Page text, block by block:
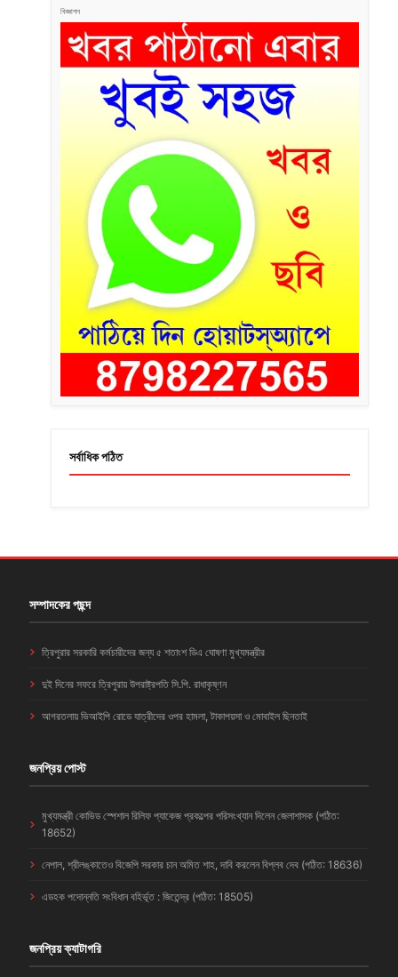
বিজ্ঞাপন
সর্বাধিক পঠিত
সম্পাদকের পছন্দ
ত্রিপুরার সরকারি কর্মচারীদের জন্য ৫ শতাংশ ডিএ ঘোষণা মুখ্যমন্ত্রীর
দুই দিনের সফরে ত্রিপুরায় উপরাষ্ট্রপতি সি.পি. রাধাকৃষ্ণন
আগরতলায় ভিআইপি রোডে যাত্রীদের ওপর হামলা, টাকাপয়সা ও মোবাইল ছিনতাই
জনপ্রিয় পোস্ট
মুখ্যমন্ত্রী কোভিড স্পেশাল রিলিফ প্যাকেজ প্রকল্পের পরিসংখ্যান দিলেন জেলাশাসক (পঠিত:
18652)
নেপাল, শ্রীলঙ্কাতেও বিজেপি সরকার চান অমিত শাহ, দাবি করলেন বিপ্লব দেব (পঠিত: 18636)
এডহক পদোন্নতি সংবিধান বহির্ভূত : জিতেন্দ্র (পঠিত: 18505)
জনপ্রিয় ক্যাটাগরি